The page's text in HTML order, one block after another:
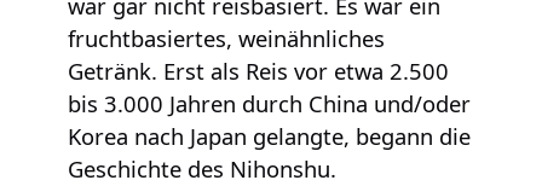
fruchtbasiertes, weinähnliches
Getränk. Erst als Reis vor etwa 2.500
bis 3.000 Jahren durch China und/oder
Korea nach Japan gelangte, begann die
Geschichte des Nihonshu.